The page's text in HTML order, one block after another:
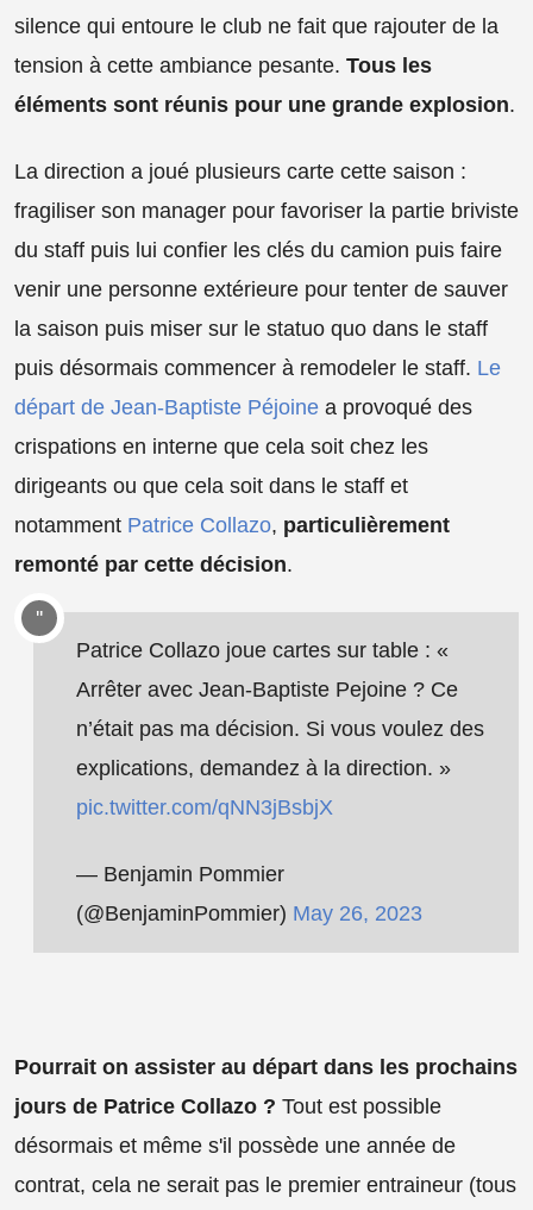
silence qui entoure le club ne fait que rajouter de la
tension à cette ambiance pesante. Tous les
éléments sont réunis pour une grande explosion.
La direction a joué plusieurs carte cette saison :
fragiliser son manager pour favoriser la partie briviste
du staff puis lui confier les clés du camion puis faire
venir une personne extérieure pour tenter de sauver
la saison puis miser sur le statuo quo dans le staff
puis désormais commencer à remodeler le staff. Le
départ de Jean-Baptiste Péjoine a provoqué des
crispations en interne que cela soit chez les
dirigeants ou que cela soit dans le staff et
notamment Patrice Collazo, particulièrement
remonté par cette décision.
Patrice Collazo joue cartes sur table : «
Arrêter avec Jean-Baptiste Pejoine ? Ce
n’était pas ma décision. Si vous voulez des
explications, demandez à la direction. »
pic.twitter.com/qNN3jBsbjX
— Benjamin Pommier
(@BenjaminPommier) May 26, 2023
Pourrait on assister au départ dans les prochains
jours de Patrice Collazo ? Tout est possible
désormais et même s'il possède une année de
contrat, cela ne serait pas le premier entraineur (tous